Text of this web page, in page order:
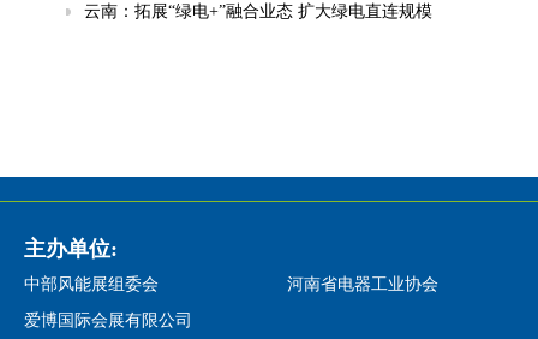
云南：拓展“绿电+”融合业态 扩大绿电直连规模
主办单位:
中部风能展组委会
河南省电器工业协会
爱博国际会展有限公司